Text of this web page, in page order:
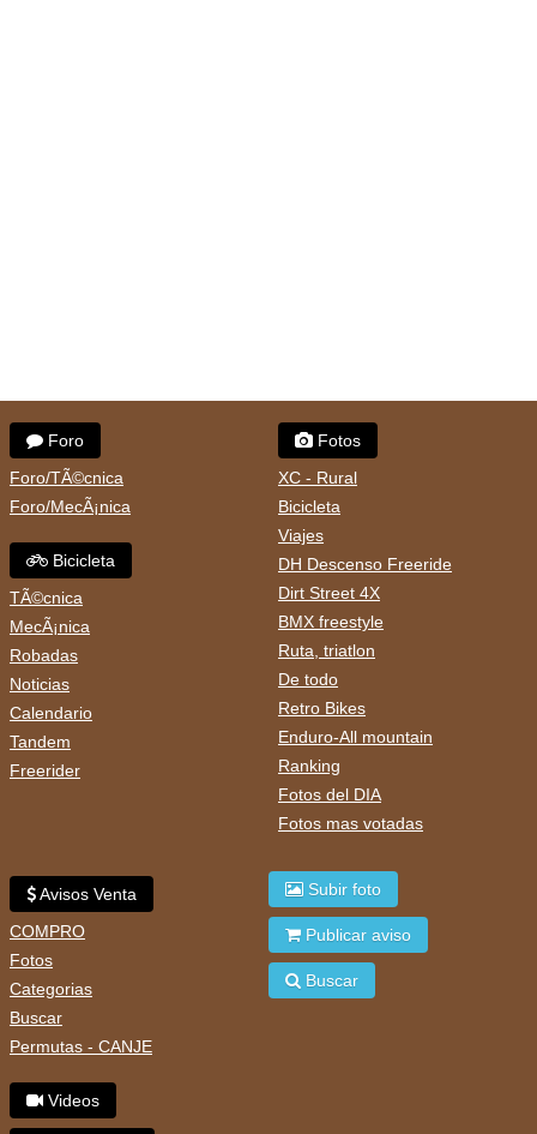
Foro
Foro/TÃ©cnica
Foro/MecÃ¡nica
Bicicleta
TÃ©cnica
MecÃ¡nica
Robadas
Noticias
Calendario
Tandem
Freerider
Fotos
XC - Rural
Bicicleta
Viajes
DH Descenso Freeride
Dirt Street 4X
BMX freestyle
Ruta, triatlon
De todo
Retro Bikes
Enduro-All mountain
Ranking
Fotos del DIA
Fotos mas votadas
Avisos Venta
COMPRO
Fotos
Categorias
Buscar
Permutas - CANJE
Videos
Subir foto
Publicar aviso
Buscar